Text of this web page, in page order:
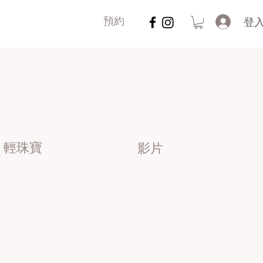
預約 登
輕珠寶 影片